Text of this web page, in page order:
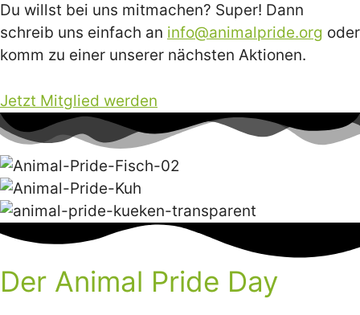
Du willst bei uns mitmachen? Super! Dann
schreib uns einfach an info@animalpride.org oder
komm zu einer unserer nächsten Aktionen.
Jetzt Mitglied werden
Der Animal Pride Day